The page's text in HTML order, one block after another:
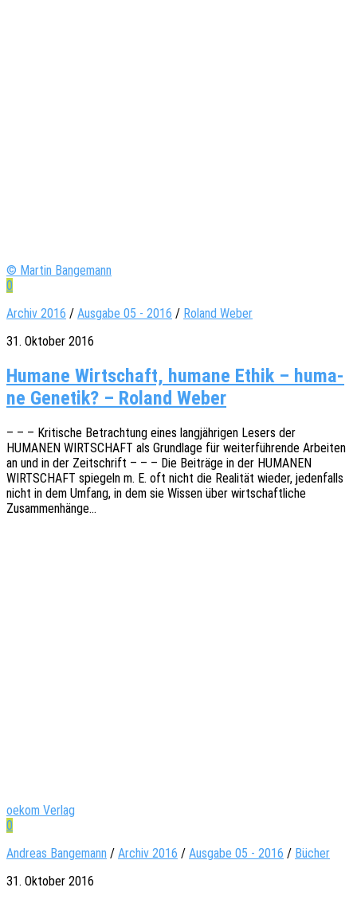
© Martin Bangemann
0
Archiv 2016 / Ausgabe 05 - 2016 / Roland Weber
31. Oktober 2016
Huma­ne Wirt­schaft, huma­ne Ethik – huma­
ne Gene­tik? – Roland Weber
– – – Kriti­sche Betrach­tung eines lang­jäh­ri­gen Lesers der
HUMANEN WIRTSCHAFT als Grund­la­ge für weiter­füh­ren­de Arbei­ten
an und in der Zeit­schrift – – – Die Beiträ­ge in der HUMANEN
WIRTSCHAFT spie­geln m. E. oft nicht die Reali­tät wieder, jeden­falls
nicht in dem Umfang, in dem sie Wissen über wirt­schaft­li­che
Zusammenhänge…
oekom Verlag
0
Andreas Bangemann / Archiv 2016 / Ausgabe 05 - 2016 / Bücher
31. Oktober 2016